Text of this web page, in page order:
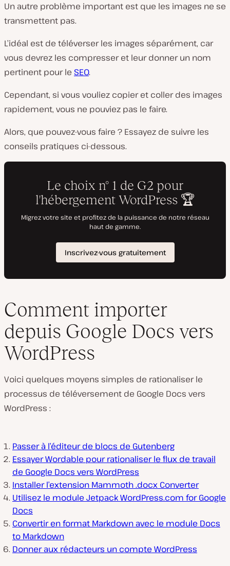
Un autre problème important est que les images ne se
transmettent pas.
L’idéal est de téléverser les images séparément, car
vous devrez les compresser et leur donner un nom
pertinent pour le SEO.
Cependant, si vous vouliez copier et coller des images
rapidement, vous ne pouviez pas le faire.
Alors, que pouvez-vous faire ? Essayez de suivre les
conseils pratiques ci-dessous.
Comment importer
depuis Google Docs vers
WordPress
Voici quelques moyens simples de rationaliser le
processus de téléversement de Google Docs vers
WordPress :
Passer à l’éditeur de blocs de Gutenberg
Essayer Wordable pour rationaliser le flux de travail
de Google Docs vers WordPress
Installer l’extension Mammoth .docx Converter
Utilisez le module Jetpack WordPress.com for Google
Docs
Convertir en format Markdown avec le module Docs
to Markdown
Donner aux rédacteurs un compte WordPress